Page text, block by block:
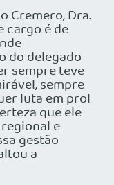
Cremero, Dra.
cargo é de
do delegado
sempre teve
sempre
luta em prol
que ele
e
gestão
a